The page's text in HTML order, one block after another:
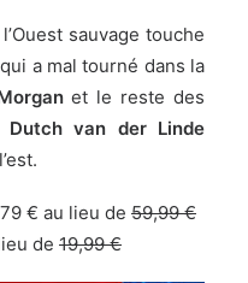
sauvage touche
a mal tourné dans la
et le reste des
Dutch van der Linde
€ au lieu de 59,99 €
de 19,99 €